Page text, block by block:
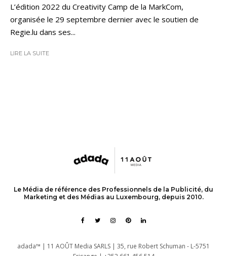
L’édition 2022 du Creativity Camp de la MarkCom,
organisée le 29 septembre dernier avec le soutien de
Regie.lu dans ses...
LIRE LA SUITE
Le Média de référence des Professionnels de la Publicité, du
Marketing et des Médias au Luxembourg, depuis 2010.
adada™ | 11 AOÛT Media SARLS | 35, rue Robert Schuman - L-5751